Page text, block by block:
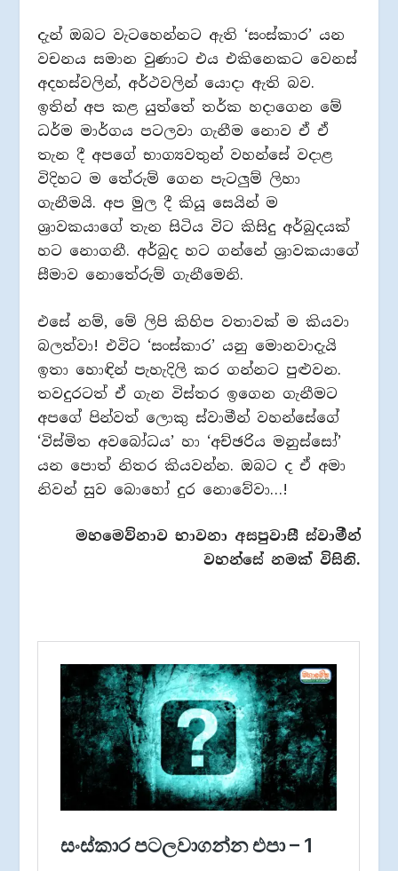
දැන් ඔබට වැටහෙන්නට ඇති ‘සංස්කාර’ යන
වචනය සමාන වුණාට එය එකිනෙකට වෙනස්
අදහස්වලින්, අර්ථවලින් යොදා ඇති බව.
ඉතින් අප කළ යුත්තේ තර්ක හදාගෙන මේ
ධර්ම මාර්ගය පටලවා ගැනීම නොව ඒ ඒ
තැන දී අපගේ භාග්‍යවතුන් වහන්සේ වදාළ
විදිහට ම තේරුම් ගෙන පැටලුම් ලිහා
ගැනීමයි. අප මුල දී කියූ සෙයින් ම
ශ්‍රාවකයාගේ තැන සිටිය විට කිසිදු අර්බුදයක්
හට නොගනී. අර්බුද හට ගන්නේ ශ්‍රාවකයාගේ
සීමාව නොතේරුම් ගැනීමෙනි.
එසේ නම්, මේ ලිපි කිහිප වතාවක් ම කියවා
බලත්වා! එවිට ‘සංස්කාර’ යනු මොනවාදැයි
ඉතා හොඳින් පැහැදිලි කර ගන්නට පුළුවන.
තවදුරටත් ඒ ගැන විස්තර ඉගෙන ගැනීමට
අපගේ පින්වත් ලොකු ස්වාමීන් වහන්සේගේ
‘විස්මිත අවබෝධය’ හා ‘අච්ඡරිය මනුස්සෝ’‍
යන පොත් නිතර කියවන්න. ඔබට ද ඒ අමා
නිවන් සුව බොහෝ දුර නොවේවා…!
මහමෙව්නාව භාවනා අසපුවාසී ස්වාමීන්
වහන්සේ නමක් විසිනි.